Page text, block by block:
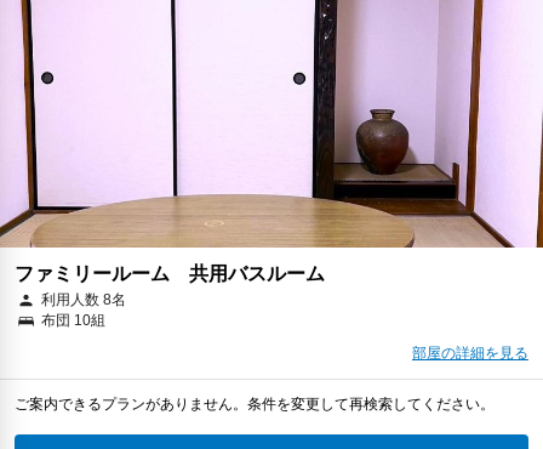
ファミリールーム 共用バスルーム
利用人数 8名
布団 10組
部屋の詳細を見る
ご案内できるプランがありません。条件を変更して再検索してください。